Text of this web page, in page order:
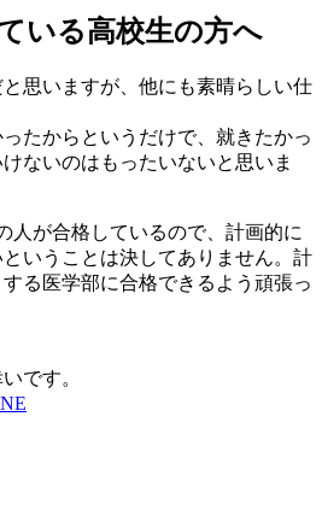
いる高校生の方へ
思いますが、他にも素晴らしい仕
たからというだけで、就きたかっ
ないのはもったいないと思いま
人が合格しているので、 計画的に
いうことは決してありません。計
る医学部に合格できるよう頑張っ
です。